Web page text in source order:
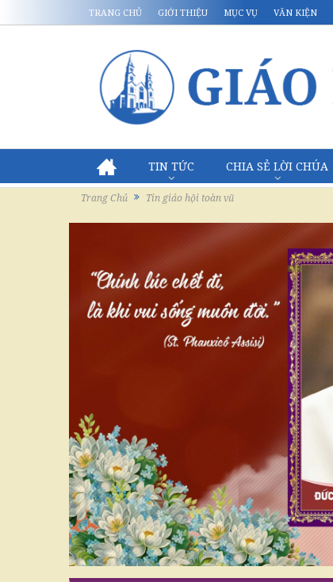
TRANG CHỦ GIỚI THIỆU MỤC VỤ VĂN KIỆN
TIN TỨC CHIA SẺ LỜI CHÚA
Trang Chủ Tin giáo hội toàn vũ